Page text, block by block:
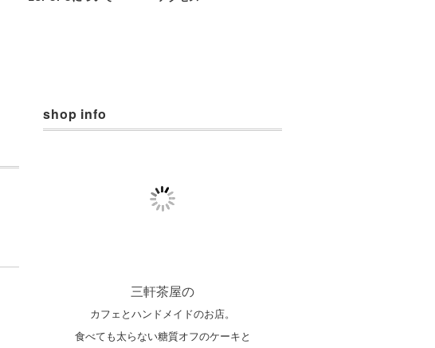
shop info
三軒茶屋の
カフェとハンドメイドのお店。
食べても太らない糖質オフのケーキと